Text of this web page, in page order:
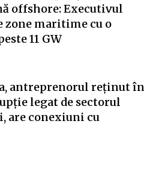
offshore: Executivul
zone maritime cu o
11 GW
antreprenorul reținut în
legat de sectorul
are conexiuni cu